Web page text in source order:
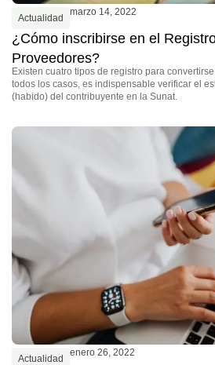
Actualidad
marzo 14, 2022
¿Cómo inscribirse en el
Proveedores?
Existen cuatro tipos de registro para
todos los casos, es indispensable verificar el
(habido) del contribuyente en la Sunat.
Actualidad
enero 26, 2022